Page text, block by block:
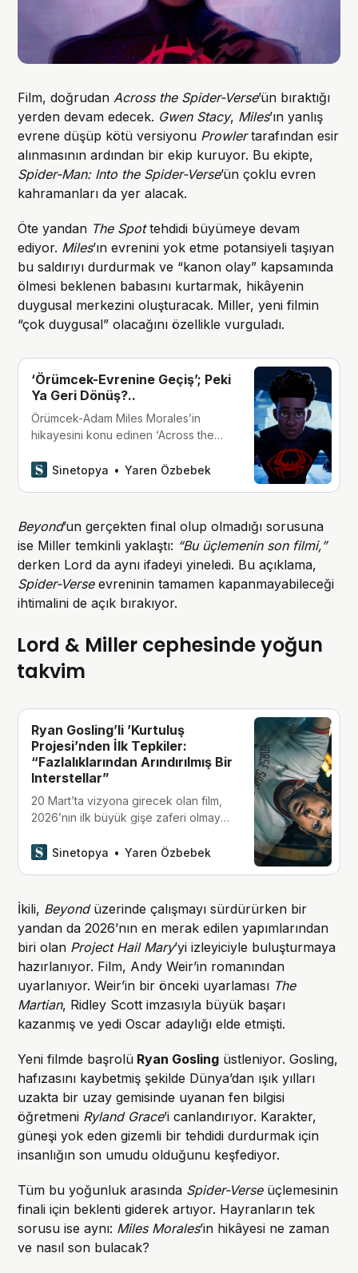
Film, doğrudan Across the Spider-Verse’ün bıraktığı
yerden devam edecek. Gwen Stacy, Miles’ın yanlış
evrene düşüp kötü versiyonu Prowlertarafından esir
alınmasının ardından bir ekip kuruyor. Bu ekipte,
Spider-Man: Into the Spider-Verse’ün çoklu evren
kahramanları da yer alacak.
Öte yandan The Spottehdidi büyümeye devam
ediyor. Miles’ın evrenini yok etme potansiyeli taşıyan
bu saldırıyı durdurmak ve “kanon olay” kapsamında
ölmesi beklenen babasını kurtarmak, hikâyenin
duygusal merkezini oluşturacak. Miller, yeni filmin
“çok duygusal” olacağını özellikle vurguladı.
‘Örümcek-Evrenine Geçiş’; Peki
Ya Geri Dönüş?..
Örümcek-Adam Miles Morales’in
hikayesini konu edinen ‘Across the
iliklerinize kadar hissettiriyor ve
Sinetopya Yaren Özbebek
Beyond’un gerçekten final olup olmadığı sorusuna
ise Miller temkinli yaklaştı: “Bu üçlemenin son filmi,”
derken Lord da aynı ifadeyi yineledi. Bu açıklama,
Spider-Verseevreninin tamamen kapanmayabileceği
ihtimalini de açık bırakıyor.
Lord & Miller cephesinde yoğun
takvim
Ryan Gosling’li ’Kurtuluş
Projesi’nden İlk Tepkiler:
“Fazlalıklarından Arındırılmış Bir
Interstellar”
20 Mart’ta vizyona girecek olan film,
2026’nın ilk büyük gişe zaferi olmaya
güçlü taşlarından biri olarak
Sinetopya Yaren Özbebek
İkili, Beyondüzerinde çalışmayı sürdürürken bir
yandan da 2026’nın en merak edilen yapımlarından
biri olan Project Hail Mary’yi izleyiciyle buluşturmaya
hazırlanıyor. Film, Andy Weir’in romanından
uyarlanıyor. Weir’in bir önceki uyarlaması The
Martian, Ridley Scott imzasıyla büyük başarı
kazanmış ve yedi Oscar adaylığı elde etmişti.
Yeni filmde başrolü Ryan Gosling üstleniyor. Gosling,
hafızasını kaybetmiş şekilde Dünya’dan ışık yılları
uzakta bir uzay gemisinde uyanan fen bilgisi
öğretmeni Ryland Grace’i canlandırıyor. Karakter,
güneşi yok eden gizemli bir tehdidi durdurmak için
insanlığın son umudu olduğunu keşfediyor.
Tüm bu yoğunluk arasında Spider-Verseüçlemesinin
finali için beklenti giderek artıyor. Hayranların tek
sorusu ise aynı: Miles Morales’in hikâyesi ne zaman
ve nasıl son bulacak?